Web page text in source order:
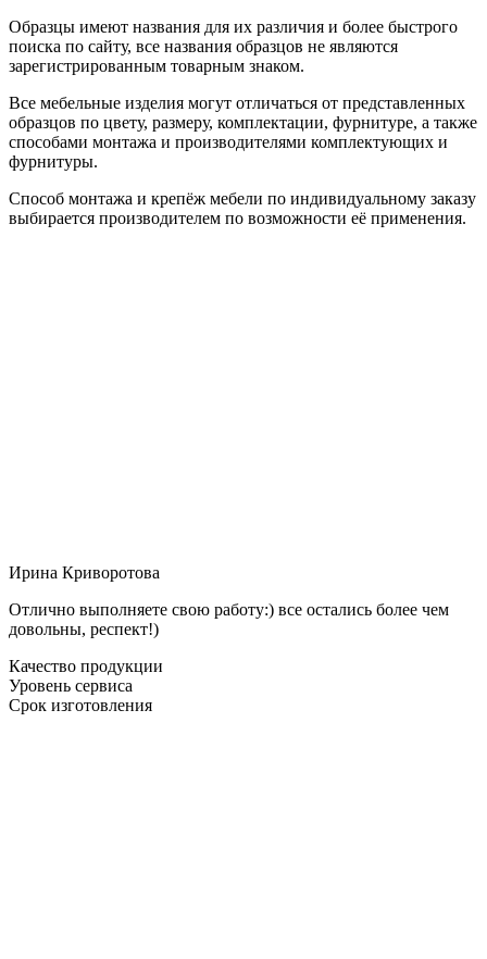
Образцы имеют названия для их различия и более быстрого
поиска по сайту, все названия образцов не являются
зарегистрированным товарным знаком.
Все мебельные изделия могут отличаться от представленных
образцов по цвету, размеру, комплектации, фурнитуре, а также
способами монтажа и производителями комплектующих и
фурнитуры.
Способ монтажа и крепёж мебели по индивидуальному заказу
выбирается производителем по возможности её применения.
Ирина Криворотова
Отлично выполняете свою работу:) все остались более чем
довольны, респект!)
Качество продукции
Уровень сервиса
Срок изготовления